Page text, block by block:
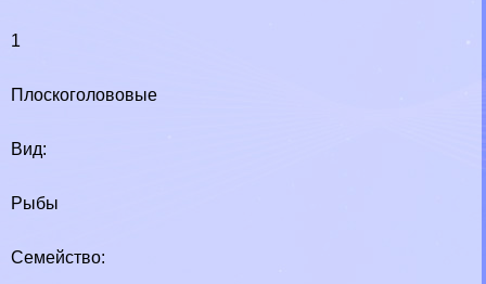
1
Плоскоголововые
Вид:
Рыбы
Семейство: